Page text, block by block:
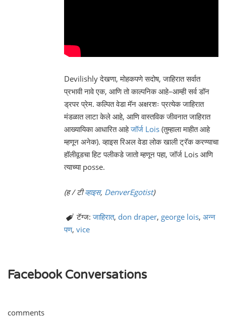
Devilishly देखणा, मोहकपणे सदोष, जाहिरात सर्वात
प्रभावी नावे एक, आणि तो काल्पनिक आहे–आम्ही सर्व डॉन
ड्रपर प्रेम. कल्पित वेडा मॅन अक्षरशः प्रत्येक जाहिरात
मंडळात लाटा केले आहे, आणि वास्तविक जीवनात जाहिरात
आख्यायिका आधारित आहेजॉर्ज Lois (तुम्हाला माहीत आहे
म्हणून अनेक). व्हाइस रिअल वेडा लोक खाली ट्रॅक करण्याचा
हॉलीवूडचा हिट पलीकडे जातो म्हणून पहा, जॉर्ज Lois आणि
त्याच्या posse.
(ह / टीव्हाइस, DenverEgotist)
टॅग्ज:जाहिरात, don draper, george lois, अन्न
पण, vice
Facebook Conversations
comments